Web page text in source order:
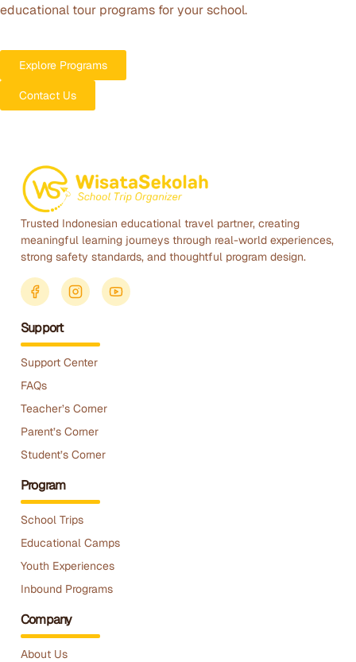
educational tour programs for your school.
Explore Programs
Contact Us
Trusted Indonesian educational travel partner, creating
meaningful learning journeys through real-world experiences,
strong safety standards, and thoughtful program design.
Support
Support Center
FAQs
Teacher’s Corner
Parent’s Corner
Student’s Corner
Program
School Trips
Educational Camps
Youth Experiences
Inbound Programs
Company
About Us